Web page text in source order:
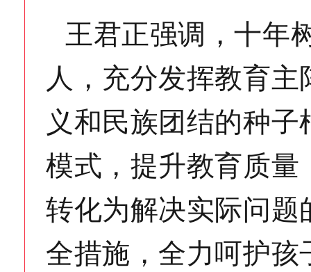
王君正强调，十年
人，充分发挥教育
义和民族团结的种
模式，提升教育质
转化为解决实际问
全措施，全力呵护